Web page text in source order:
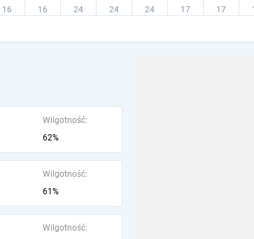
Wilgotność:
62%
Wilgotność:
61%
Wilgotność: